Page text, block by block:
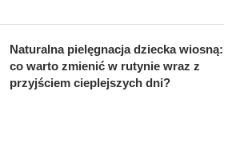
Naturalna pielęgnacja dziecka wiosną:
co warto zmienić w rutynie wraz z
przyjściem cieplejszych dni?